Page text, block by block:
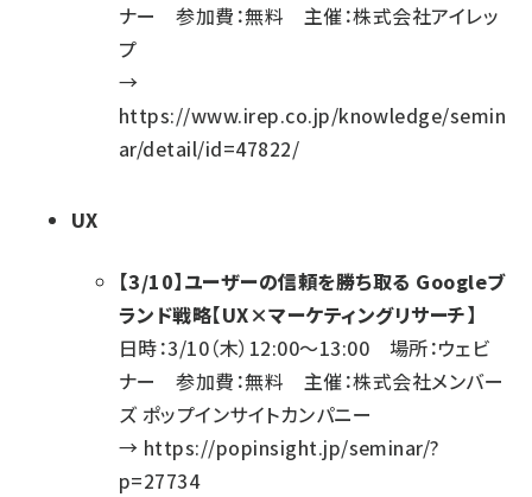
ナー 参加費：無料 主催：株式会社アイレッ
プ
→
https://www.irep.co.jp/knowledge/semin
ar/detail/id=47822/
UX
【3/10】ユーザーの信頼を勝ち取る Googleブ
ランド戦略【UX×マーケティングリサーチ】
日時：3/10（木）12:00～13:00 場所：ウェビ
ナー 参加費：無料 主催：株式会社メンバー
ズ ポップインサイトカンパニー
→ https://popinsight.jp/seminar/?
p=27734